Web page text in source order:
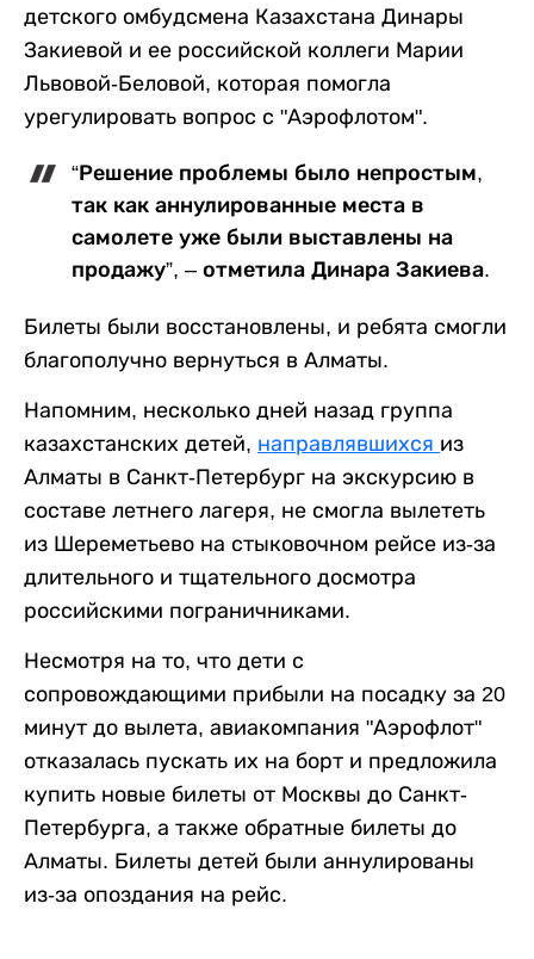
детского омбудсмена Казахстана Динары
Закиевой и ее российской коллеги Марии
Львовой-Беловой, которая помогла
урегулировать вопрос с "Аэрофлотом".
“Решение проблемы было непростым,
так как аннулированные места в
самолете уже были выставлены на
продажу”, – отметила Динара Закиева.
Билеты были восстановлены, и ребята смогли
благополучно вернуться в Алматы.
Напомним, несколько дней назад группа
казахстанских детей, направлявшихся из
Алматы в Санкт-Петербург на экскурсию в
составе летнего лагеря, не смогла вылететь
из Шереметьево на стыковочном рейсе из-за
длительного и тщательного досмотра
российскими пограничниками.
Несмотря на то, что дети с
сопровождающими прибыли на посадку за 20
минут до вылета, авиакомпания "Аэрофлот"
отказалась пускать их на борт и предложила
купить новые билеты от Москвы до Санкт-
Петербурга, а также обратные билеты до
Алматы. Билеты детей были аннулированы
из-за опоздания на рейс.